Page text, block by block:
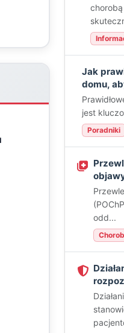
Jak
domu,
jest
Poradniki
odd...